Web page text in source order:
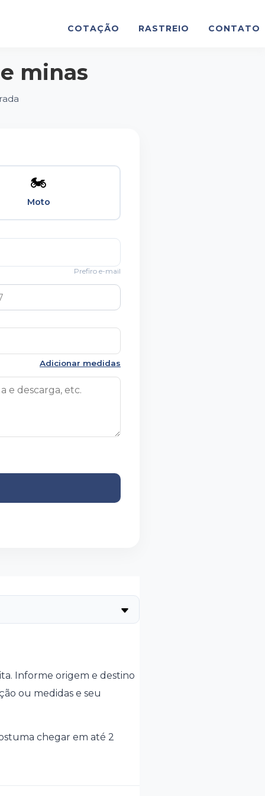
COTAÇÃO RASTREIO CONTATO
minas
🏍
Moto
Prefiro e-mail
Adicionar medidas
Informe origem e destino
ou medidas e seu
chegar em até 2